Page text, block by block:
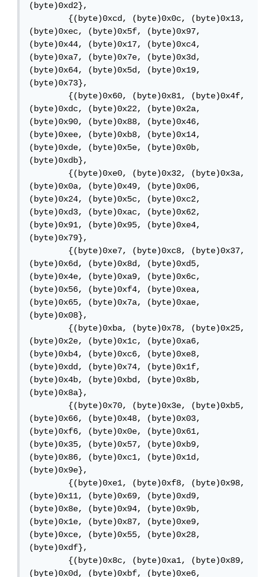
(byte)0xd2},
        {(byte)0xcd, (byte)0x0c, (byte)0x13,
(byte)0xec, (byte)0x5f, (byte)0x97,
(byte)0x44, (byte)0x17, (byte)0xc4,
(byte)0xa7, (byte)0x7e, (byte)0x3d,
(byte)0x64, (byte)0x5d, (byte)0x19,
(byte)0x73},
        {(byte)0x60, (byte)0x81, (byte)0x4f,
(byte)0xdc, (byte)0x22, (byte)0x2a,
(byte)0x90, (byte)0x88, (byte)0x46,
(byte)0xee, (byte)0xb8, (byte)0x14,
(byte)0xde, (byte)0x5e, (byte)0x0b,
(byte)0xdb},
        {(byte)0xe0, (byte)0x32, (byte)0x3a,
(byte)0x0a, (byte)0x49, (byte)0x06,
(byte)0x24, (byte)0x5c, (byte)0xc2,
(byte)0xd3, (byte)0xac, (byte)0x62,
(byte)0x91, (byte)0x95, (byte)0xe4,
(byte)0x79},
        {(byte)0xe7, (byte)0xc8, (byte)0x37,
(byte)0x6d, (byte)0x8d, (byte)0xd5,
(byte)0x4e, (byte)0xa9, (byte)0x6c,
(byte)0x56, (byte)0xf4, (byte)0xea,
(byte)0x65, (byte)0x7a, (byte)0xae,
(byte)0x08},
        {(byte)0xba, (byte)0x78, (byte)0x25,
(byte)0x2e, (byte)0x1c, (byte)0xa6,
(byte)0xb4, (byte)0xc6, (byte)0xe8,
(byte)0xdd, (byte)0x74, (byte)0x1f,
(byte)0x4b, (byte)0xbd, (byte)0x8b,
(byte)0x8a},
        {(byte)0x70, (byte)0x3e, (byte)0xb5,
(byte)0x66, (byte)0x48, (byte)0x03,
(byte)0xf6, (byte)0x0e, (byte)0x61,
(byte)0x35, (byte)0x57, (byte)0xb9,
(byte)0x86, (byte)0xc1, (byte)0x1d,
(byte)0x9e},
        {(byte)0xe1, (byte)0xf8, (byte)0x98,
(byte)0x11, (byte)0x69, (byte)0xd9,
(byte)0x8e, (byte)0x94, (byte)0x9b,
(byte)0x1e, (byte)0x87, (byte)0xe9,
(byte)0xce, (byte)0x55, (byte)0x28,
(byte)0xdf},
        {(byte)0x8c, (byte)0xa1, (byte)0x89,
(byte)0x0d, (byte)0xbf, (byte)0xe6,